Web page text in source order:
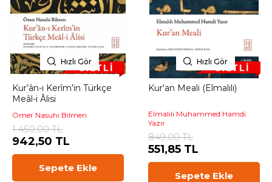
Hızlı Gör
Kur’ân-ı Kerîm’in Türkçe
Meâl-i Âlisi
Ömer Nasuhi Bilmen
1.450,00 TL
942,50 TL
Sepete Ekle
Hızlı Gör
Kur'an Meali (Elmalılı)
Elmalılı Muhammed Hamdi
Yazır
849,00 TL
551,85 TL
Sepete Ekle